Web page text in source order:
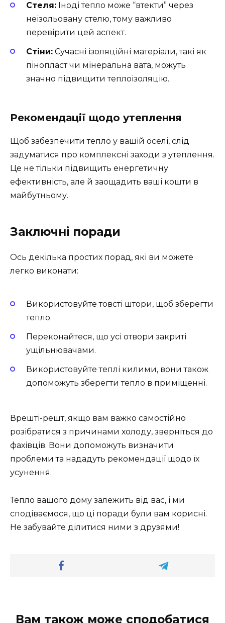
Стеля: Іноді тепло може “втекти” через
неізольовану стелю, тому важливо
перевірити цей аспект.
Стіни: Сучасні ізоляційні матеріали, такі як
пінопласт чи мінеральна вата, можуть
значно підвищити теплоізоляцію.
Рекомендації щодо утеплення
Щоб забезпечити тепло у вашій оселі, слід
задуматися про комплексні заходи з утеплення.
Це не тільки підвищить енергетичну
ефективність, але й заощадить ваші кошти в
майбутньому.
Заключні поради
Ось декілька простих порад, які ви можете
легко виконати:
Використовуйте товсті штори, щоб зберегти
тепло.
Переконайтеся, що усі отвори закриті
ущільнювачами.
Використовуйте теплі килими, вони також
допоможуть зберегти тепло в приміщенні.
Врешті-решт, якщо вам важко самостійно
розібратися з причинами холоду, зверніться до
фахівців. Вони допоможуть визначити
проблеми та нададуть рекомендації щодо їх
усунення.
Тепло вашого дому залежить від вас, і ми
сподіваємося, що ці поради були вам корисні.
Не забувайте ділитися ними з друзями!
Вам також може сподобатися